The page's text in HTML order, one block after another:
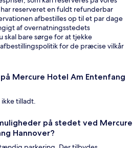
reserveret en fuldt refunderbar
afbestilles op til et par dage
af overnatningsstedets
skal bare sørge for at tjekke
for de præcise vilkår
Mercure Hotel Am Entenfang
tilladt.
på stedet ved Mercure
Hannover?